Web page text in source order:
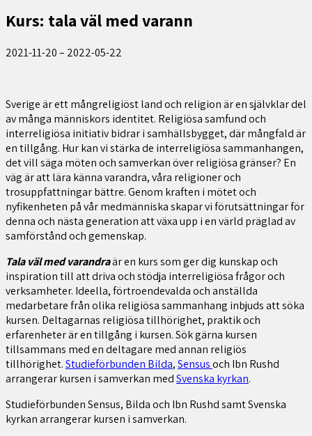
Kurs: tala väl med varann
2021-11-20– 2022-05-22
Sverige är ett mångreligiöst land och religion är en självklar del
av många människors identitet. Religiösa samfund och
interreligiösa initiativ bidrar i samhällsbygget, där mångfald är
en tillgång. Hur kan vi stärka de interreligiösa sammanhangen,
det vill säga möten och samverkan över religiösa gränser? En
väg är att lära känna varandra, våra religioner och
trosuppfattningar bättre. Genom kraften i mötet och
nyfikenheten på vår medmänniska skapar vi förutsättningar för
denna och nästa generation att växa upp i en värld präglad av
samförstånd och gemenskap.
Tala väl med varandraär en kurs som ger dig kunskap och
inspiration till att driva och stödja interreligiösa frågor och
verksamheter. Ideella, förtroendevalda och anställda
medarbetare från olika religiösa sammanhang inbjuds att söka
kursen. Deltagarnas religiösa tillhörighet, praktik och
erfarenheter är en tillgång i kursen. Sök gärna kursen
tillsammans med en deltagare med annan religiös
tillhörighet.Studieförbunden Bilda,Sensusoch Ibn Rushd
arrangerar kursen i samverkan medSvenska kyrkan.
Studieförbunden Sensus, Bilda och Ibn Rushd samt Svenska
kyrkan arrangerar kursen i samverkan.